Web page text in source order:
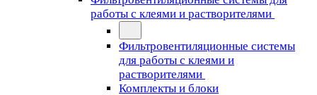
работы с клеями и растворителями
Фильтровентиляционные системы
для работы с клеями и
растворителями
Комплекты и блоки